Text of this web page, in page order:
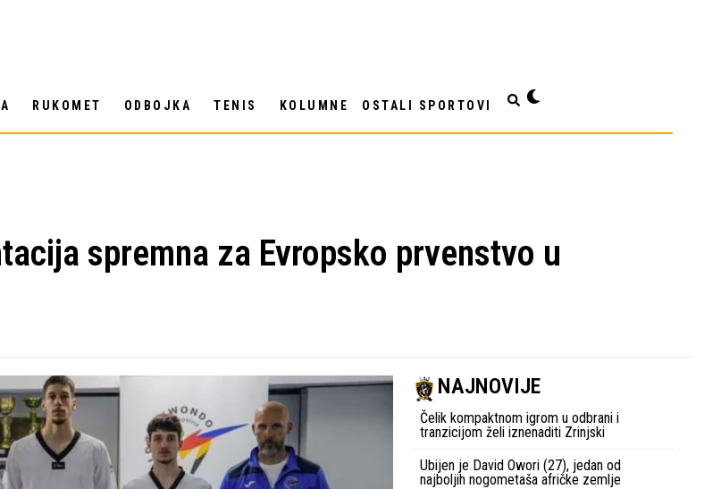
RUKOMET ODBOJKA TENIS KOLUMNE OSTALI SPORTOVI
spremna za Evropsko prvenstvo u
NAJNOVIJE
Čelik kompaktnom igrom u odbrani i
tranzicijom želi iznenaditi Zrinjski
Ubijen je David Owori (27), jedan od
najboljih nogometaša afričke zemlje